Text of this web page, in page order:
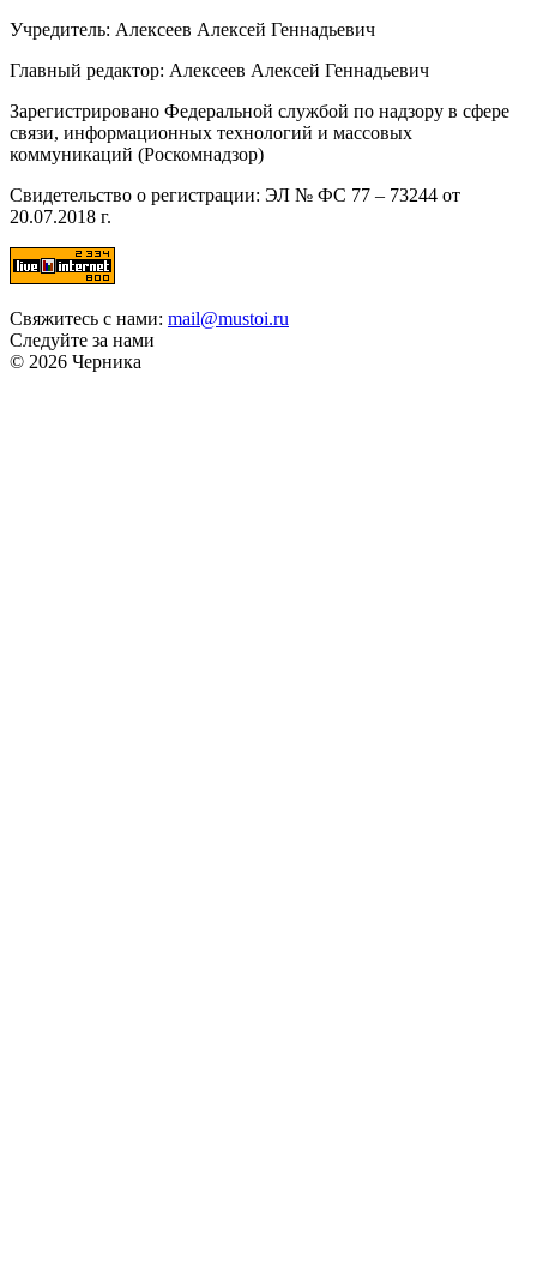
Учредитель: Алексеев Алексей Геннадьевич
Главный редактор: Алексеев Алексей Геннадьевич
Зарегистрировано Федеральной службой по надзору в сфере
связи, информационных технологий и массовых
коммуникаций (Роскомнадзор)
Свидетельство о регистрации: ЭЛ № ФС 77 – 73244 от
20.07.2018 г.
Свяжитесь с нами: mail@mustoi.ru
Следуйте за нами
© 2026 Черника